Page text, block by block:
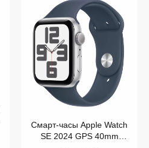
Смарт-часы Apple Watch
SE 2024 GPS 40mm